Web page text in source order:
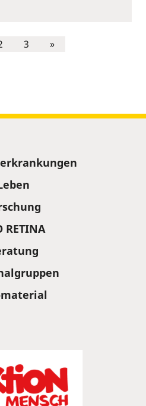
3 »
RETINA